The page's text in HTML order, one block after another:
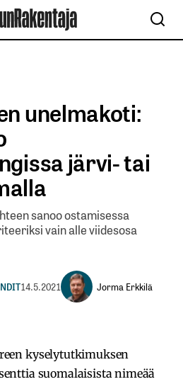
unelmakoti:
järvi- tai
sanoo ostamisessa
vain alle viidesosa
14.5.2021
Jorma Erkkilä
kyselytutkimuksen
suomalaisista nimeää